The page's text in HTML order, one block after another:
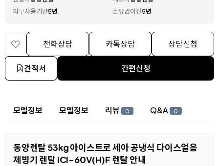
의무사용기간5년 소유권이전5년
전화상담 카톡상담 상담신청
견적서 간편신청
상세 정보
모델정보 모델정보 리뷰 0 Q&A 0
동양렌탈 53kg 아이스트로 세아 공냉식 다이스얼음
제빙기 렌탈 ICI-60V(H)F 렌탈 안내